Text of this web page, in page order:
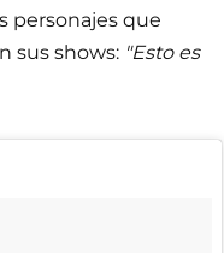
personajes que
sus shows: "Esto es